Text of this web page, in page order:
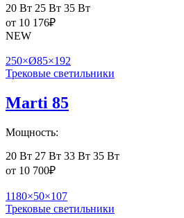
20 Вт 25 Вт 35 Вт
от 10 176₽
NEW
250×Ø85×192
Трековые светильники
Marti 85
Мощность:
20 Вт 27 Вт 33 Вт 35 Вт
от 10 700₽
1180×50×107
Трековые светильники